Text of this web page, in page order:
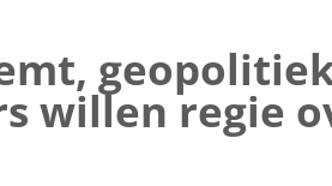
willen regie